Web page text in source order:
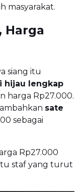
masyarakat.
Harga
siang itu
hijau lengkap
harga Rp27.000.
sate
sebagai
Rp27.000
staf yang turut